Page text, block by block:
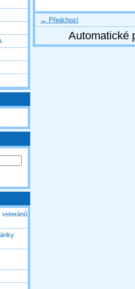
← Předchozí
Automatické